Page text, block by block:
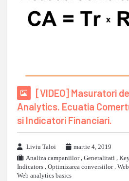
[VIDEO] Masuratori
Analytics. Ecuatia
si Indicatori Financiari.
Liviu Taloi
martie 4, 2019
Analiza campaniilor, Generalitati ,
Indicators , Optimizarea conversiilor,
Web analytics basics